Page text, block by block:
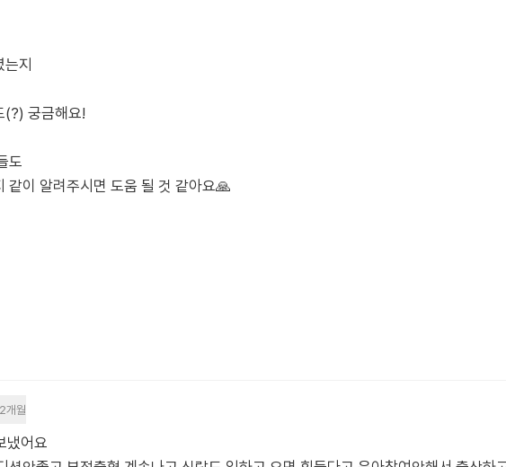
지
(?) 궁금해요!
도
같이 알려주시면 도움 될 것 같아요🙏
개월
냈어요